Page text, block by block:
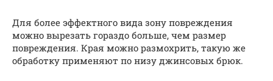
Для более эффектного вида зону повреждения
можно вырезать гораздо больше, чем размер
повреждения. Края можно размохрить, такую же
обработку применяют по низу джинсовых брюк.